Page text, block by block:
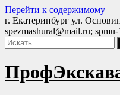
Перейти к содержимому
г. Екатеринбург ул.
spezmashural@mail.ru;